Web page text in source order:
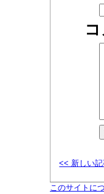
<< 新しい
このサイトに